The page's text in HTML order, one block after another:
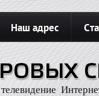
Наш адрес
Карта сайта